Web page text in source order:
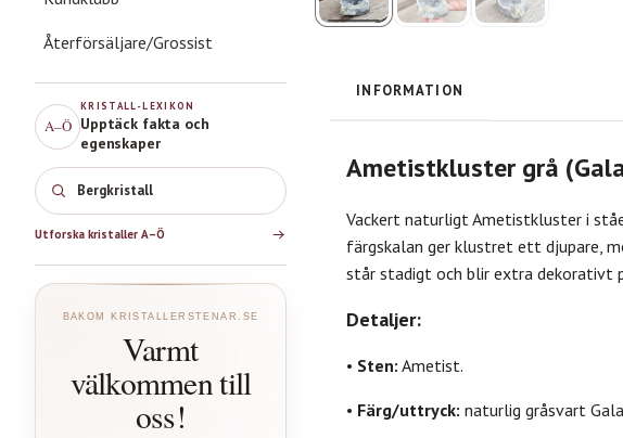
Återförsäljare/Grossist
A–Ö
KRISTALL-LEXIKON
Upptäck fakta och
egenskaper
Bergkristall
Utforska kristaller A–Ö
BAKOM KRISTALLERSTENAR.SE
Varmt
välkommen till
oss!
INFORMATION
Ametistkluster grå
Vackert naturligt Ametistkluster i
färgskalan ger klustret ett djupare,
står stadigt och blir extra dekorativt
Detaljer:
• Sten: Ametist.
• Färg/uttryck: naturlig gråsvart